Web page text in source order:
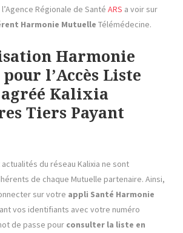
Régionale de Santé ARS a voir sur
Harmonie Mutuelle Télémédecine.
Harmonie
pour l’Accès Liste
Kalixia
Tiers Payant
du réseau Kalixia ne sont
de chaque Mutuelle partenaire. Ainsi,
sur votre appli Santé Harmonie
vos identifiants avec votre numéro
de passe pour consulter la liste en